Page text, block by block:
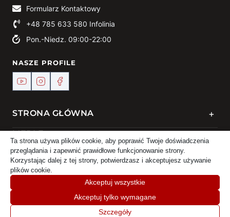
Formularz Kontaktowy
+48 785 633 580 Infolinia
Pon.-Niedz. 09:00-22:00
NASZE PROFILE
STRONA GŁÓWNA +
MEBLE +
KONTAKT
© 2024 Meble DEKO | Powered by
Koszyk
Ta strona używa plików cookie, aby poprawić Twoje doświadczenia
przeglądania i zapewnić prawidłowe funkcjonowanie strony.
Korzystając dalej z tej strony, potwierdzasz i akceptujesz używanie
plików cookie.
Akceptuj wszystkie
Akceptuj tylko wymagane
Szczegóły